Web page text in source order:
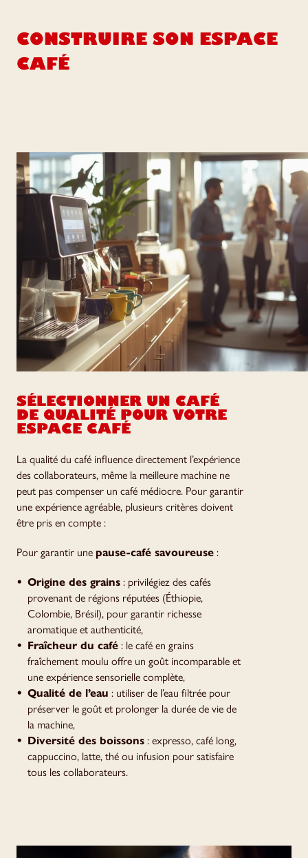
CONSTRUIRE SON ESPACE
CAFÉ
SÉLECTIONNER UN CAFÉ
DE QUALITÉ POUR VOTRE
ESPACE CAFÉ
La qualité du café influence directement l’expérience
des collaborateurs, même la meilleure machine ne
peut pas compenser un café médiocre. Pour garantir
une expérience agréable, plusieurs critères doivent
être pris en compte :
Pour garantir une pause-café savoureuse :
Origine des grains : privilégiez des cafés
provenant de régions réputées (Éthiopie,
Colombie, Brésil), pour garantir richesse
aromatique et authenticité,
Fraîcheur du café : le café en grains
fraîchement moulu offre un goût incomparable et
une expérience sensorielle complète,
Qualité de l’eau : utiliser de l’eau filtrée pour
préserver le goût et prolonger la durée de vie de
la machine,
Diversité des boissons : expresso, café long,
cappuccino, latte, thé ou infusion pour satisfaire
tous les collaborateurs.